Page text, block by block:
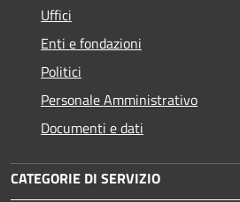
Uffici
Enti e fondazioni
Politici
Personale Amministrativo
Documenti e dati
CATEGORIE DI SERVIZIO